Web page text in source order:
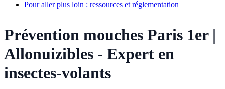
Pour aller plus loin : ressources et réglementation
Prévention mouches Paris 1er |
Allonuizibles - Expert en
insectes-volants